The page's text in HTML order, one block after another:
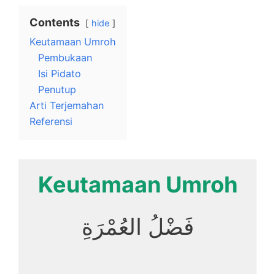
Contents hide
Keutamaan Umroh
Pembukaan
Isi Pidato
Penutup
Arti Terjemahan
Referensi
Keutamaan Umroh
فَضْلُ العُمْرَةِ